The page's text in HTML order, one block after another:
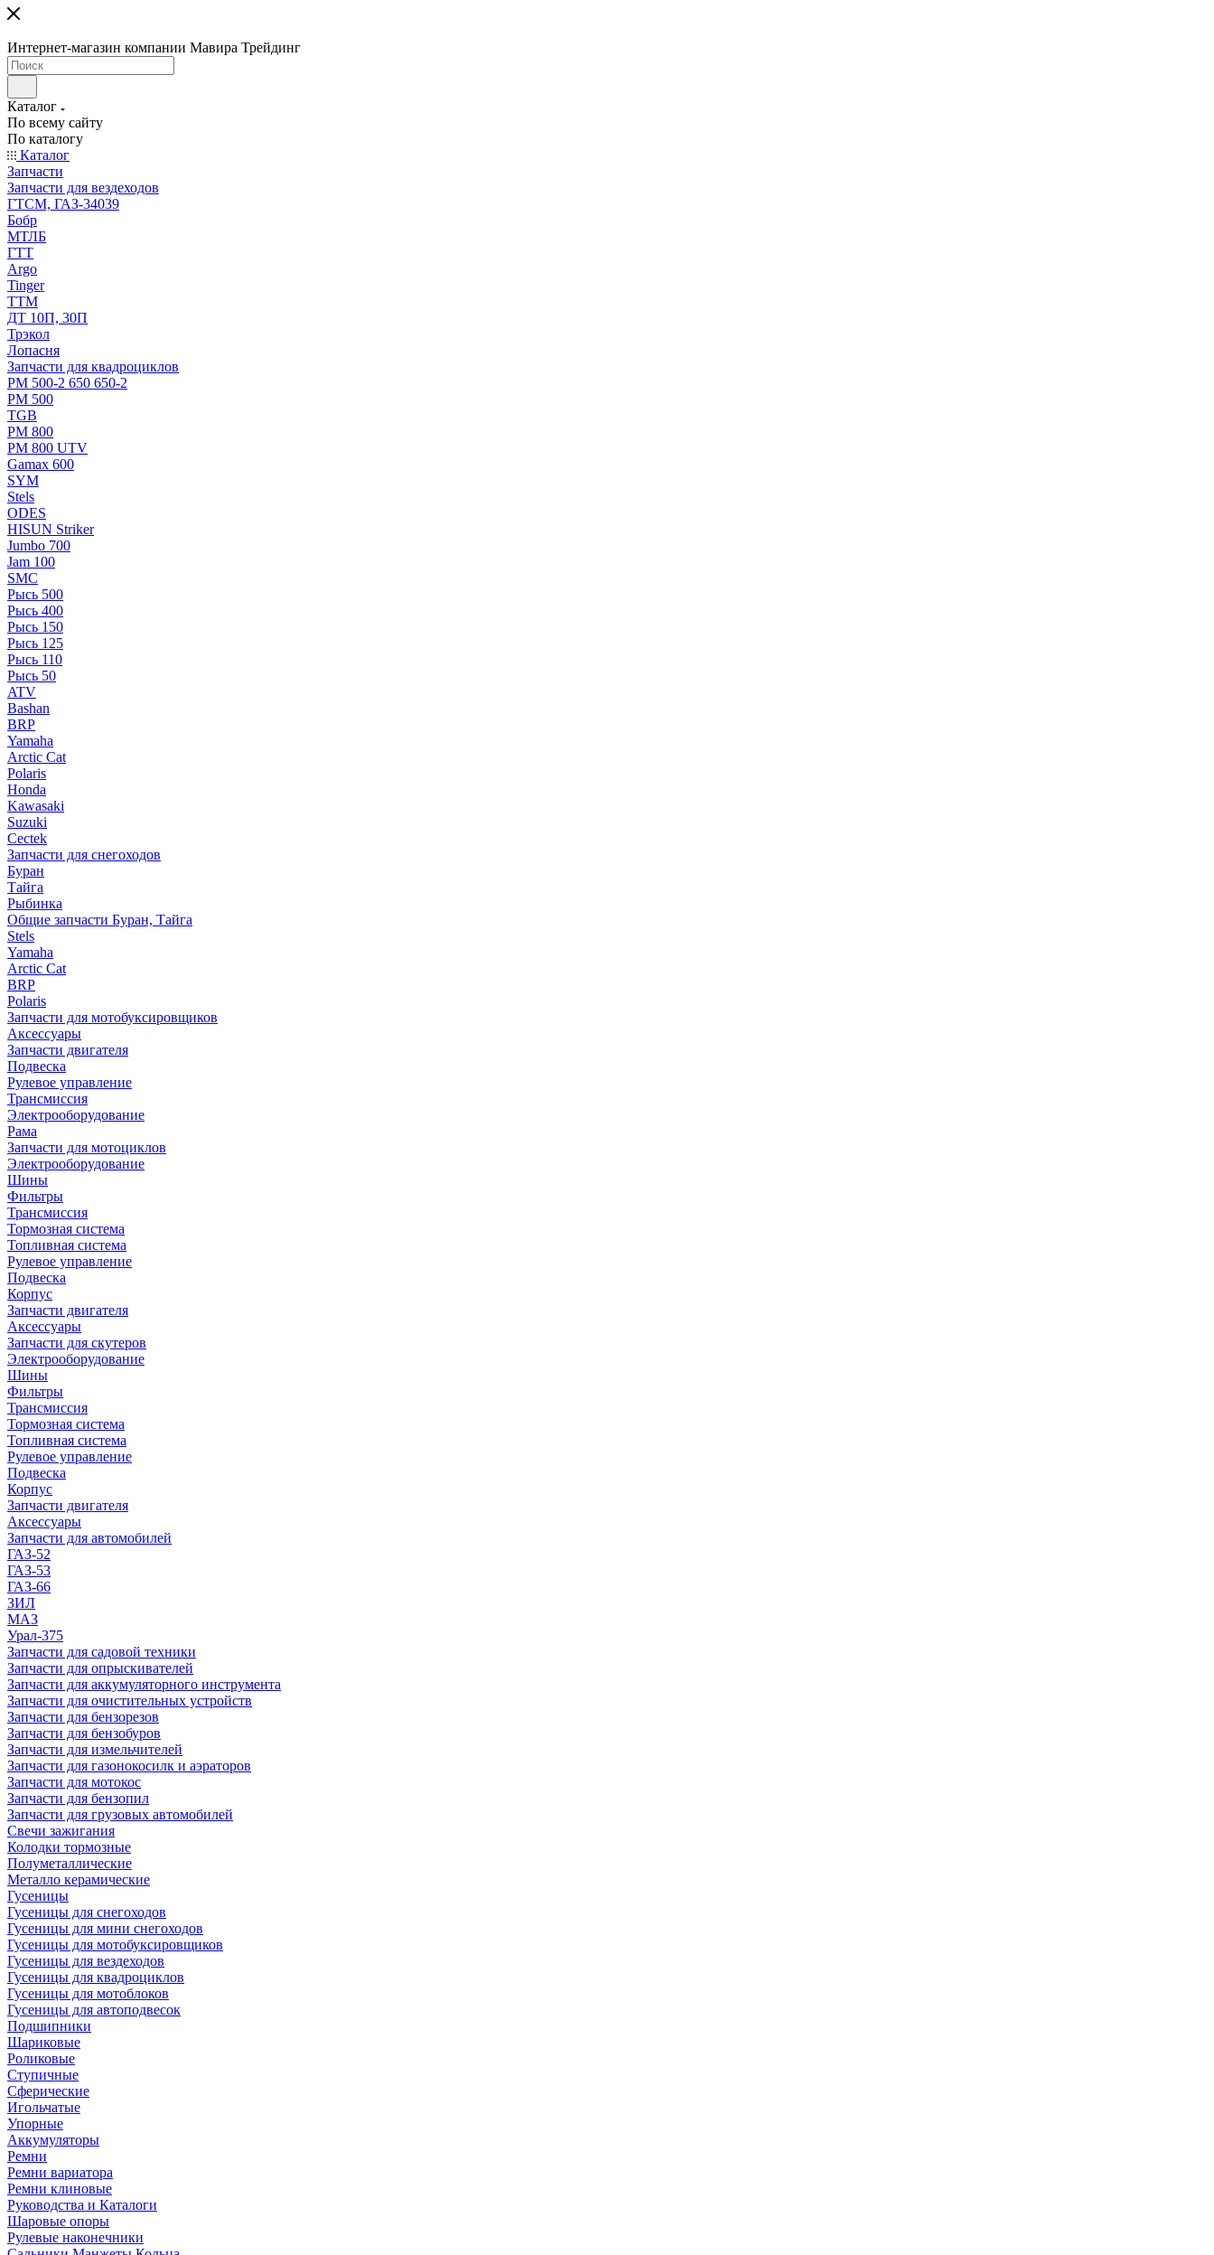
Интернет-магазин компании Мавира Трейдинг
Каталог
По всему сайту
По каталогу
Каталог
Запчасти
Запчасти для вездеходов
ГТСМ, ГАЗ-34039
Бобр
МТЛБ
ГТТ
Argo
Tinger
ТТМ
ДТ 10П, 30П
Трэкол
Лопасня
Запчасти для квадроциклов
РМ 500-2 650 650-2
РМ 500
TGB
РМ 800
РМ 800 UTV
Gamax 600
SYM
Stels
ОDЕS
HISUN Striker
Jumbo 700
Jam 100
SMC
Рысь 500
Рысь 400
Рысь 150
Рысь 125
Рысь 110
Рысь 50
ATV
Bashan
BRP
Yamaha
Arctic Cat
Polaris
Honda
Kawasaki
Suzuki
Cectek
Запчасти для снегоходов
Буран
Тайга
Рыбинка
Общие запчасти Буран, Тайга
Stels
Yamaha
Arctic Cat
BRP
Polaris
Запчасти для мотобуксировщиков
Аксессуары
Запчасти двигателя
Подвеска
Рулевое управление
Трансмиссия
Электрооборудование
Рама
Запчасти для мотоциклов
Электрооборудование
Шины
Фильтры
Трансмиссия
Тормозная система
Топливная система
Рулевое управление
Подвеска
Корпус
Запчасти двигателя
Аксессуары
Запчасти для скутеров
Электрооборудование
Шины
Фильтры
Трансмиссия
Тормозная система
Топливная система
Рулевое управление
Подвеска
Корпус
Запчасти двигателя
Аксессуары
Запчасти для автомобилей
ГАЗ-52
ГАЗ-53
ГАЗ-66
ЗИЛ
МАЗ
Урал-375
Запчасти для садовой техники
Запчасти для опрыскивателей
Запчасти для аккумуляторного инструмента
Запчасти для очистительных устройств
Запчасти для бензорезов
Запчасти для бензобуров
Запчасти для измельчителей
Запчасти для газонокосилк и аэраторов
Запчасти для мотокос
Запчасти для бензопил
Запчасти для грузовых автомобилей
Свечи зажигания
Колодки тормозные
Полуметаллические
Металло керамические
Гусеницы
Гусеницы для снегоходов
Гусеницы для мини снегоходов
Гусеницы для мотобуксировщиков
Гусеницы для вездеходов
Гусеницы для квадроциклов
Гусеницы для мотоблоков
Гусеницы для автоподвесок
Подшипники
Шариковые
Роликовые
Ступичные
Сферические
Игольчатые
Упорные
Аккумуляторы
Ремни
Ремни вариатора
Ремни клиновые
Руководства и Каталоги
Шаровые опоры
Рулевые наконечники